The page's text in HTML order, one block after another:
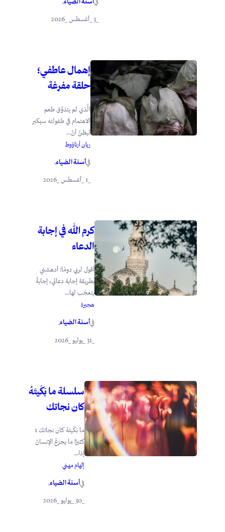
فيأسنة الضياء.
إهمال عاطفي؛
حلقة مفرغة
الَّذي لم يتذوَّق طعم
الاهتمام في طفولته سيكبر
ليظنَّ أنَّ...
ريان أرناؤوط
فيأسنة الضياء.
_1 _أغسطس _2026
كرم الله في إجابة
الدعاء
أقول لربي دومًا: أدهشني
بطريقة إجابة دعائي، إجابةً
يتعجّب لها...
هجيرة
فيأسنة الضياء.
سلسلة ما بَكَيتَهُ
كان نجاتك
ما بَكَيتَهُ كان نجاتك 1
كثيرًا ما يجزعُ الإنسانُ
إذا...
إلهام مهني
فيأسنة الضياء.